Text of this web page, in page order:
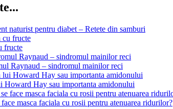
naturist pentru diabet – Retete din samburi
fructe
Raynaud – sindromul mainilor reci
Howard Hay sau importanta amidonului
masca faciala cu rosii pentru atenuarea ridurilor?